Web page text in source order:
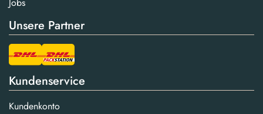
Unsere Partner
Kundenservice
Kundenkonto